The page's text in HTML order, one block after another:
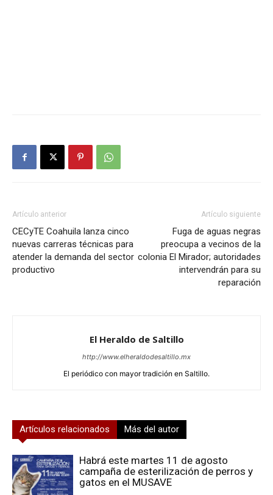
Artículo anterior
CECyTE Coahuila lanza cinco
nuevas carreras técnicas para
atender la demanda del sector
productivo
Artículo siguiente
Fuga de aguas negras
preocupa a vecinos de la
colonia El Mirador; autoridades
intervendrán para su
reparación
El Heraldo de Saltillo
http://www.elheraldodesaltillo.mx
El periódico con mayor tradición en Saltillo.
Artículos relacionados Más del autor
Habrá este martes 11 de agosto
campaña de esterilización de perros y
gatos en el MUSAVE